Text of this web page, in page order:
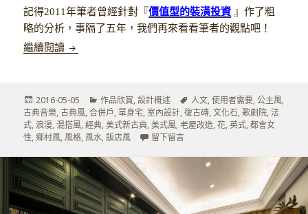
記得2011年筆者曾經針對『價值型的裝潢投資 』作了粗
略的分析，事隔了五年，我們再來看看筆者的觀點吧！
繼續閱讀 價值型的裝潢投資－下
發
佈
於
2016-05-05
分
類
作品欣賞,設計概述
標
籤
人文,使用者需要,公主風,
古典音樂,古典風,合併戶,單身宅,室內設計,復古磚,文化石,歌劇院, 法
式,浪漫,混搭風,經典,美式新古典,美式風,老屋改造,花,英式,都會女
性,鄉村風, 風格, 風水,飯店風 留下留言在 價值型的裝潢投資－下